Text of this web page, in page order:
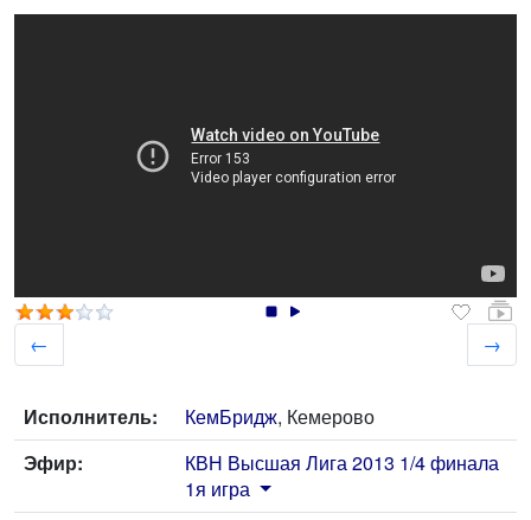
← →
Исполнитель: КемБридж, Кемерово
Эфир:
КВН Высшая Лига 2013 1/4 финала
1я игра